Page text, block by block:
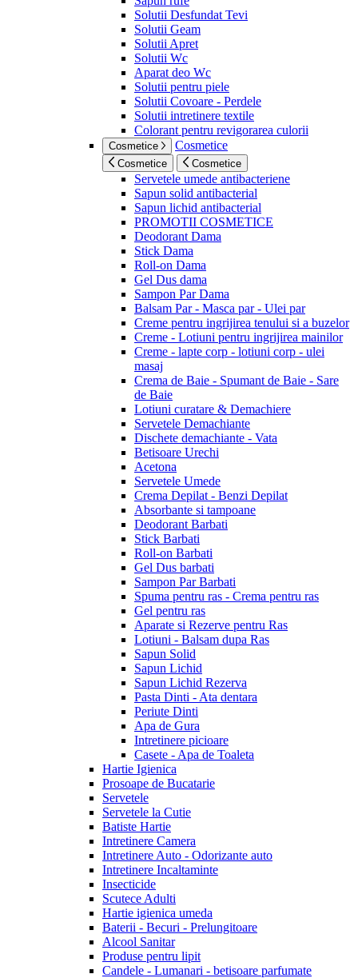
Solutii Desfundat Tevi
Solutii Geam
Solutii Apret
Solutii Wc
Aparat deo Wc
Solutii pentru piele
Solutii Covoare - Perdele
Solutii intretinere textile
Colorant pentru revigorarea culorii
Cosmetice Cosmetice
Cosmetice Cosmetice
Servetele umede antibacteriene
Sapun solid antibacterial
Sapun lichid antibacterial
PROMOTII COSMETICE
Deodorant Dama
Stick Dama
Roll-on Dama
Gel Dus dama
Sampon Par Dama
Balsam Par - Masca par - Ulei par
Creme pentru ingrijirea tenului si a buzelor
Creme - Lotiuni pentru ingrijirea mainilor
Creme - lapte corp - lotiuni corp - ulei
masaj
Crema de Baie - Spumant de Baie - Sare
de Baie
Lotiuni curatare & Demachiere
Servetele Demachiante
Dischete demachiante - Vata
Betisoare Urechi
Acetona
Servetele Umede
Crema Depilat - Benzi Depilat
Absorbante si tampoane
Deodorant Barbati
Stick Barbati
Roll-on Barbati
Gel Dus barbati
Sampon Par Barbati
Spuma pentru ras - Crema pentru ras
Gel pentru ras
Aparate si Rezerve pentru Ras
Lotiuni - Balsam dupa Ras
Sapun Solid
Sapun Lichid
Sapun Lichid Rezerva
Pasta Dinti - Ata dentara
Periute Dinti
Apa de Gura
Intretinere picioare
Casete - Apa de Toaleta
Hartie Igienica
Prosoape de Bucatarie
Servetele
Servetele la Cutie
Batiste Hartie
Intretinere Camera
Intretinere Auto - Odorizante auto
Intretinere Incaltaminte
Insecticide
Scutece Adulti
Hartie igienica umeda
Baterii - Becuri - Prelungitoare
Alcool Sanitar
Produse pentru lipit
Candele - Lumanari - betisoare parfumate